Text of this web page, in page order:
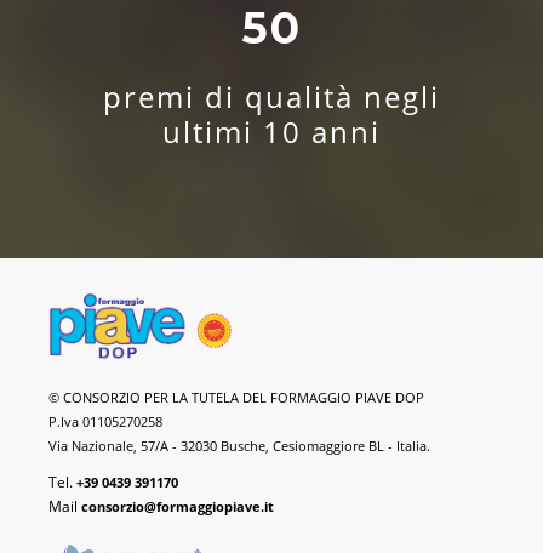
50
premi di qualità negli
ultimi 10 anni
Formaggio
Piave
DOP
© CONSORZIO PER LA TUTELA DEL FORMAGGIO PIAVE DOP
P.Iva 01105270258
Via Nazionale, 57/A - 32030 Busche, Cesiomaggiore BL - Italia.
Tel. +39 0439 391170
Mail consorzio@formaggiopiave.it